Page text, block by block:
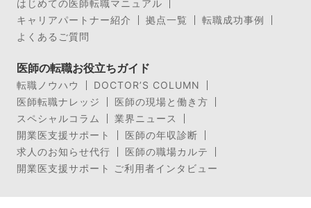
はじめての医師転職マニュアル
キャリアパートナー紹介
拠点一覧
転職成功事例
よくあるご質問
医師の転職お役立ちガイド
転職ノウハウ
DOCTOR’S COLUMN
医師転職ナレッジ
医師の現場と働き方
スペシャルコラム
業界ニュース
開業医支援サポート
医師の年収診断
求人のお知らせ代行
医師の職場カルテ
開業医支援サポート ご利用者インタビュー